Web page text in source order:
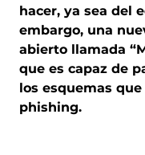
hacer, ya sea del
embargo, una
abierto llamada
que es capaz de
los esquemas
phishing.